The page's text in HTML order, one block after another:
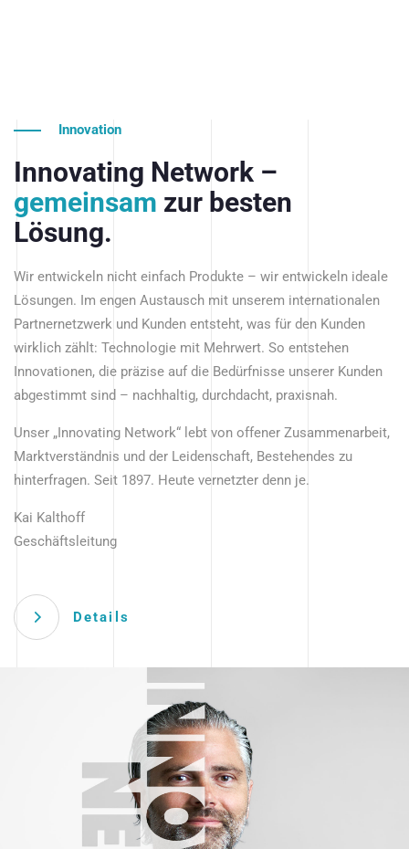
Innovation
Innovating Network –
gemeinsam zur besten
Lösung.
Wir entwickeln nicht einfach Produkte – wir entwickeln ideale
Lösungen. Im engen Austausch mit unserem internationalen
Partnernetzwerk und Kunden entsteht, was für den Kunden
wirklich zählt: Technologie mit Mehrwert. So entstehen
Innovationen, die präzise auf die Bedürfnisse unserer Kunden
abgestimmt sind – nachhaltig, durchdacht, praxisnah.
Unser „Innovating Network“ lebt von offener Zusammenarbeit,
Marktverständnis und der Leidenschaft, Bestehendes zu
hinterfragen. Seit 1897. Heute vernetzter denn je.
Kai Kalthoff
Geschäftsleitung
Details